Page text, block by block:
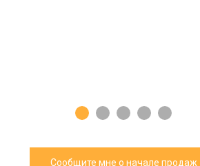
Сообщите мне о начале продаж